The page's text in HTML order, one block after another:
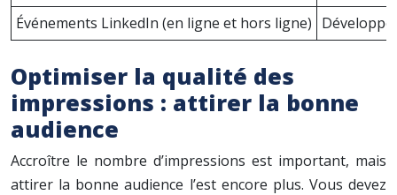
Événements LinkedIn (en ligne et hors ligne)
Optimiser la qualité des
impressions : attirer la bonne
audience
Accroître le nombre d’impressions est important, mais
attirer la bonne audience l’est encore plus. Vous devez